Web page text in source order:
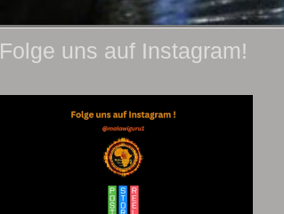
Folge uns auf Instagram!